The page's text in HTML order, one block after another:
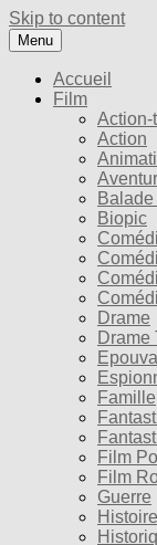
Skip to content
Menu
Accueil
Film
Action-
Action
Biopic
Drame
Drame
Famille
Film
Film
Guerre